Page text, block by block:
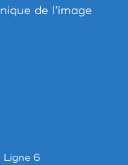
de l’image
6